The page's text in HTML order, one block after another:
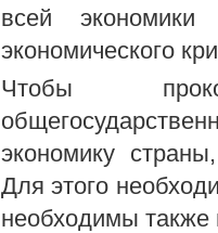
всей
экономического
Чтобы
экономику
Для этого
необходимы также